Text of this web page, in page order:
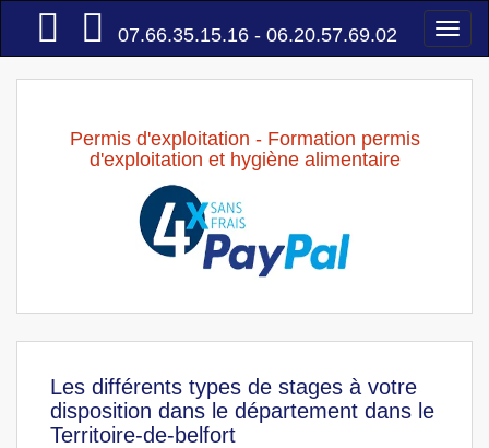
Accueil
07.66.35.15.16 - 06.20.57.69.02
Permis d'exploitation - Formation permis
d'exploitation et hygiène alimentaire
Les différents types de stages à votre
disposition dans le département dans le
Territoire-de-belfort